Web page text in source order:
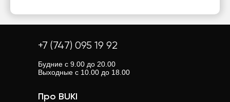
+7 (747) 095 19 92
Будние с 9.00 до 20.00
Выходные с 10.00 до 18.00
Про BUKI